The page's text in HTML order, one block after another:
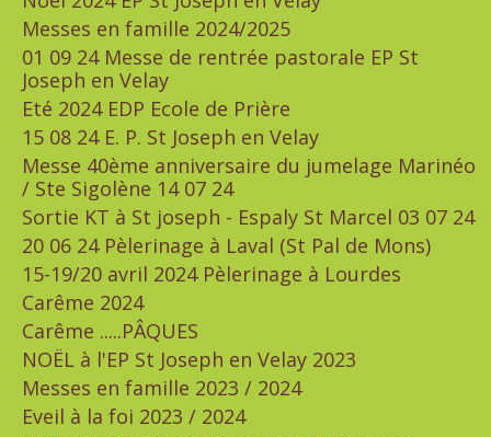
Messes en famille 2024/2025
01 09 24 Messe de rentrée pastorale EP St
Joseph en Velay
Eté 2024 EDP Ecole de Prière
15 08 24 E. P. St Joseph en Velay
Messe 40ème anniversaire du jumelage Marinéo
/ Ste Sigolène 14 07 24
Sortie KT à St joseph - Espaly St Marcel 03 07 24
20 06 24 Pèlerinage à Laval (St Pal de Mons)
15-19/20 avril 2024 Pèlerinage à Lourdes
Carême 2024
Carême .....PÂQUES
NOËL à l'EP St Joseph en Velay 2023
Messes en famille 2023 / 2024
Eveil à la foi 2023 / 2024